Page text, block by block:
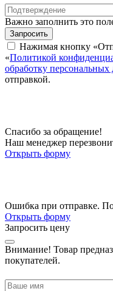
Важно заполнить это
Запросить
Нажимая кнопку
«Политикой
обработку
отправкой.
Спасибо за обращение!
Наш менеджер
Открыть форму
Ошибка при отправке.
Открыть форму
Запросить цену
Внимание! Товар
покупателей.